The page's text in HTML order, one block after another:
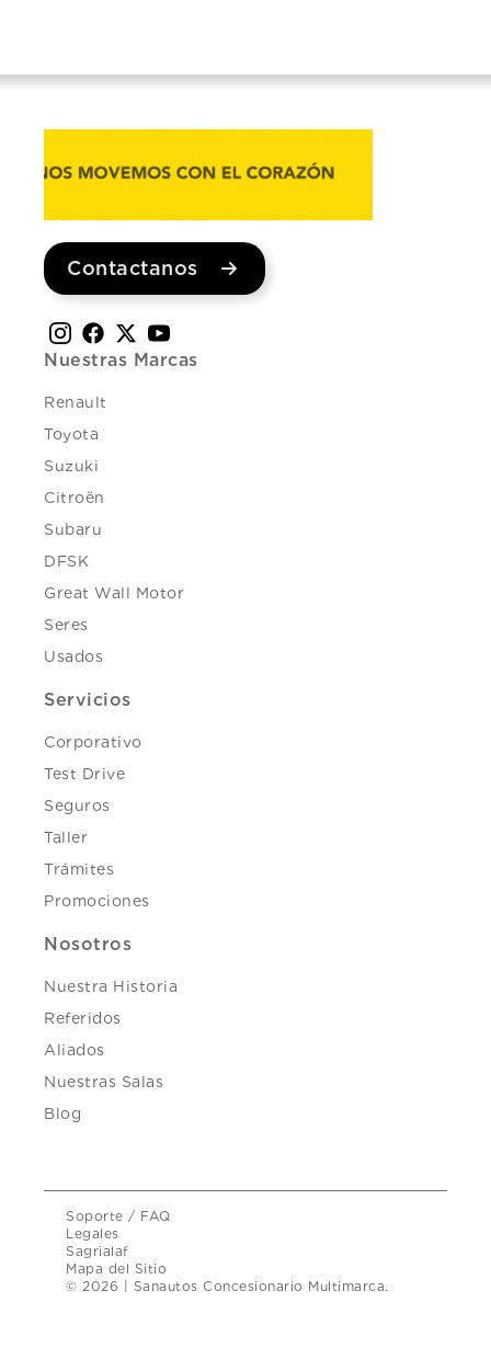
Contactanos
Nuestras Marcas
Renault
Toyota
Suzuki
Citroën
Subaru
DFSK
Great Wall Motor
Seres
Usados
Servicios
Corporativo
Test Drive
Seguros
Taller
Trámites
Promociones
Nosotros
Nuestra Historia
Referidos
Aliados
Nuestras Salas
Blog
Soporte / FAQ
Legales
Sagrialaf
Mapa del Sitio
© 2026 | Sanautos Concesionario Multimarca.